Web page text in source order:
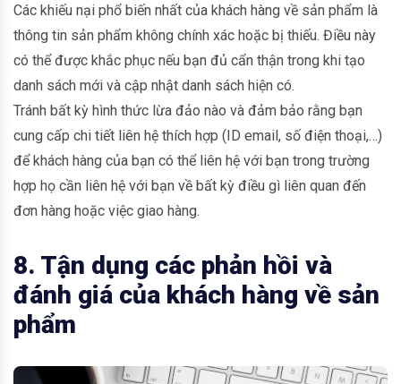
Các khiếu nại phổ biến nhất của khách hàng về sản phẩm là
thông tin sản phẩm không chính xác hoặc bị thiếu. Điều này
có thể được khắc phục nếu bạn đủ cẩn thận trong khi tạo
danh sách mới và cập nhật danh sách hiện có.
Tránh bất kỳ hình thức lừa đảo nào và đảm bảo rằng bạn
cung cấp chi tiết liên hệ thích hợp (ID email, số điện thoại,…)
để khách hàng của bạn có thể liên hệ với bạn trong trường
hợp họ cần liên hệ với bạn về bất kỳ điều gì liên quan đến
đơn hàng hoặc việc giao hàng.
8. Tận dụng các phản hồi và
đánh giá của khách hàng về sản
phẩm